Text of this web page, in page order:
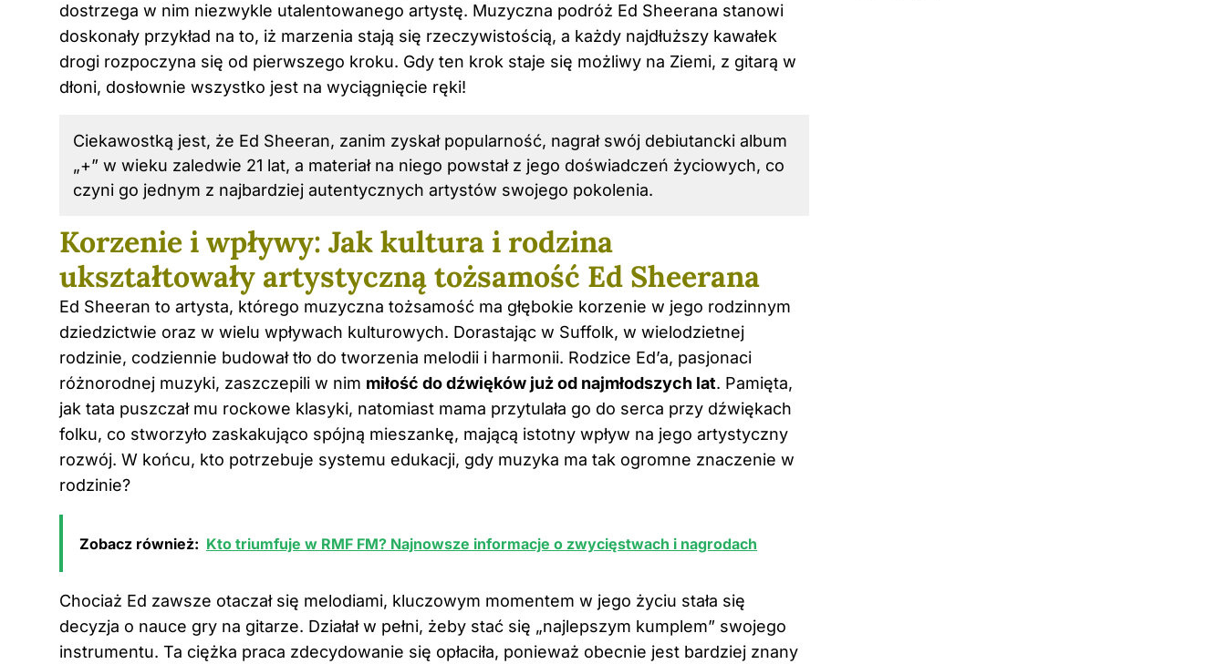
dostrzega w nim niezwykle utalentowanego artystę. Muzyczna podróż Ed Sheerana stanowi
doskonały przykład na to, iż marzenia stają się rzeczywistością, a każdy najdłuższy kawałek
drogi rozpoczyna się od pierwszego kroku. Gdy ten krok staje się możliwy na Ziemi, z gitarą w
dłoni, dosłownie wszystko jest na wyciągnięcie ręki!
Ciekawostką jest, że Ed Sheeran, zanim zyskał popularność, nagrał swój debiutancki album
„+” w wieku zaledwie 21 lat, a materiał na niego powstał z jego doświadczeń życiowych, co
czyni go jednym z najbardziej autentycznych artystów swojego pokolenia.
Korzenie i wpływy: Jak kultura i rodzina
ukształtowały artystyczną tożsamość Ed Sheerana
Ed Sheeran to artysta, którego muzyczna tożsamość ma głębokie korzenie w jego rodzinnym
dziedzictwie oraz w wielu wpływach kulturowych. Dorastając w Suffolk, w wielodzietnej
rodzinie, codziennie budował tło do tworzenia melodii i harmonii. Rodzice Ed’a, pasjonaci
różnorodnej muzyki, zaszczepili w nim miłość do dźwięków już od najmłodszych lat. Pamięta,
jak tata puszczał mu rockowe klasyki, natomiast mama przytulała go do serca przy dźwiękach
folku, co stworzyło zaskakująco spójną mieszankę, mającą istotny wpływ na jego artystyczny
rozwój. W końcu, kto potrzebuje systemu edukacji, gdy muzyka ma tak ogromne znaczenie w
rodzinie?
Zobacz również: Kto triumfuje w RMF FM? Najnowsze informacje o zwycięstwach i nagrodach
Chociaż Ed zawsze otaczał się melodiami, kluczowym momentem w jego życiu stała się
decyzja o nauce gry na gitarze. Działał w pełni, żeby stać się „najlepszym kumplem” swojego
instrumentu. Ta ciężka praca zdecydowanie się opłaciła, ponieważ obecnie jest bardziej znany